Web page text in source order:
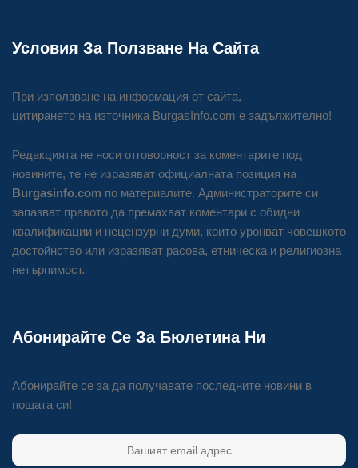
Условия За Ползване На Сайта
При използване на информация от сайта,
цитирането на източника BurgasInfo.com е задължително!
Редакцията не носи отговорност за коментарите под
новините, те не изразяват официалната позиция на
Burgasinfo.com по материалите. Администраторите си
запазват правото да премахват коментари с обидни
квалификации и нецензурни думи, които уронват човешкото
достойнство или изразяват расова, етническа и религиозна
нетърпимост.
Абонирайте Се За Бюлетина Ни
Абонирайте се за да получавате последните новини в
пощата си!